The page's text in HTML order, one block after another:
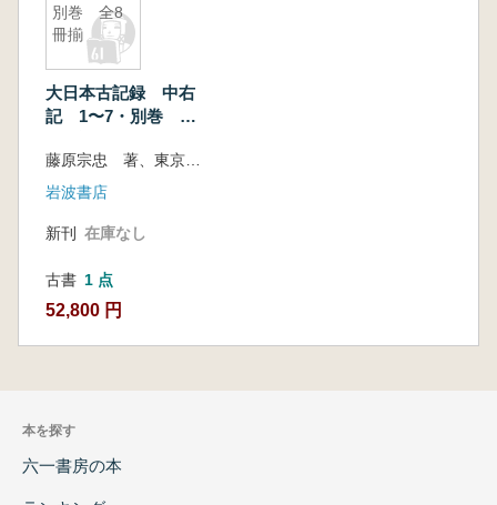
別巻 全8
冊揃
大日本古記録 中右
記 1〜7・別巻 全
藤原宗忠 著、東京大學史料編纂所 編
岩波書店
新刊 在庫なし
古書 1 点
52,800 円
本を探す
六一書房の本